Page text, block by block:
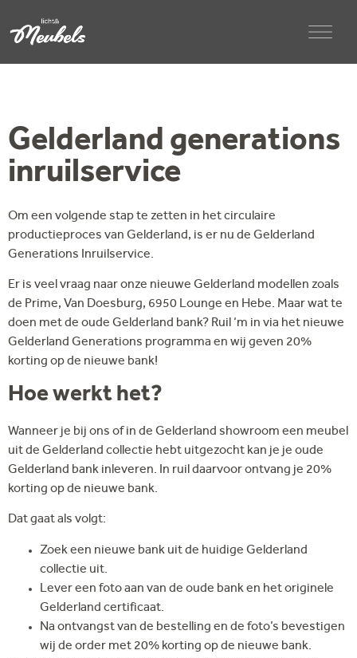
Gelderland generations
inruilservice
Om een volgende stap te zetten in het circulaire
productieproces van Gelderland, is er nu de Gelderland
Generations Inruilservice.
Er is veel vraag naar onze nieuwe Gelderland modellen zoals
de Prime, Van Doesburg, 6950 Lounge en Hebe. Maar wat te
doen met de oude Gelderland bank? Ruil ‘m in via het nieuwe
Gelderland Generations programma en wij geven 20%
korting op de nieuwe bank!
Hoe werkt het?
Wanneer je bij ons of in de Gelderland showroom een meubel
uit de Gelderland collectie hebt uitgezocht kan je je oude
Gelderland bank inleveren. In ruil daarvoor ontvang je 20%
korting op de nieuwe bank.
Dat gaat als volgt:
Zoek een nieuwe bank uit de huidige Gelderland
collectie uit.
Lever een foto aan van de oude bank en het originele
Gelderland certificaat.
Na ontvangst van de bestelling en de foto’s bevestigen
wij de order met 20% korting op de nieuwe bank.